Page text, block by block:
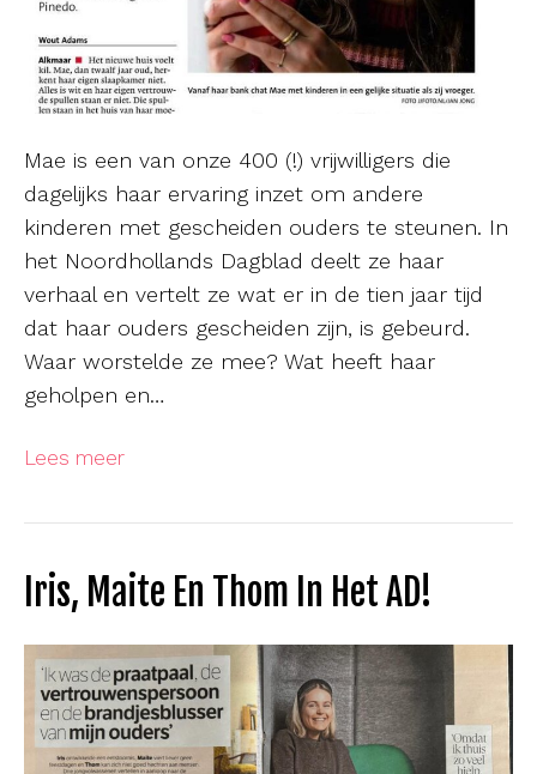
Mae is een van onze 400 (!) vrijwilligers die
dagelijks haar ervaring inzet om andere
kinderen met gescheiden ouders te steunen. In
het Noordhollands Dagblad deelt ze haar
verhaal en vertelt ze wat er in de tien jaar tijd
dat haar ouders gescheiden zijn, is gebeurd.
Waar worstelde ze mee? Wat heeft haar
geholpen en…
Lees meer
Iris, Maite En Thom In Het AD!